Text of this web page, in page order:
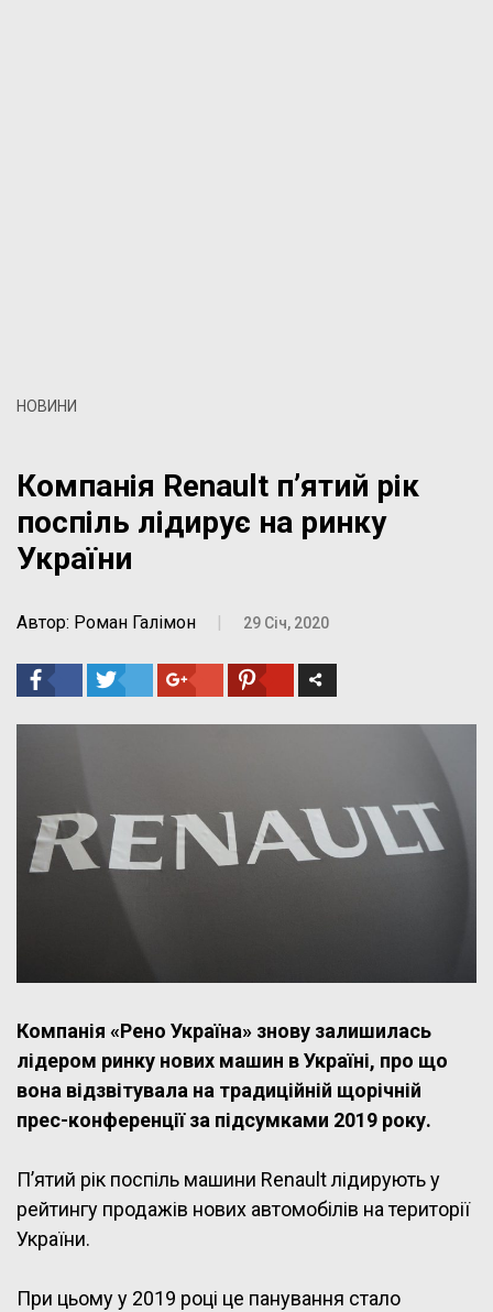
НОВИНИ
Компанія Renault п’ятий рік
поспіль лідирує на ринку
України
Автор: Роман Галімон | 29 Січ, 2020
Компанія «Рено Україна» знову залишилась
лідером ринку нових машин в Україні, про що
вона відзвітувала на традиційній щорічній
прес-конференції за підсумками 2019 року.
П’ятий рік поспіль машини Renault лідирують у
рейтингу продажів нових автомобілів на території
України.
При цьому у 2019 році це панування стало